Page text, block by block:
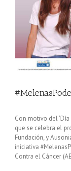
Con motivo del
que se celebra el
Fundación, y
iniciativa
Contra el Cáncer